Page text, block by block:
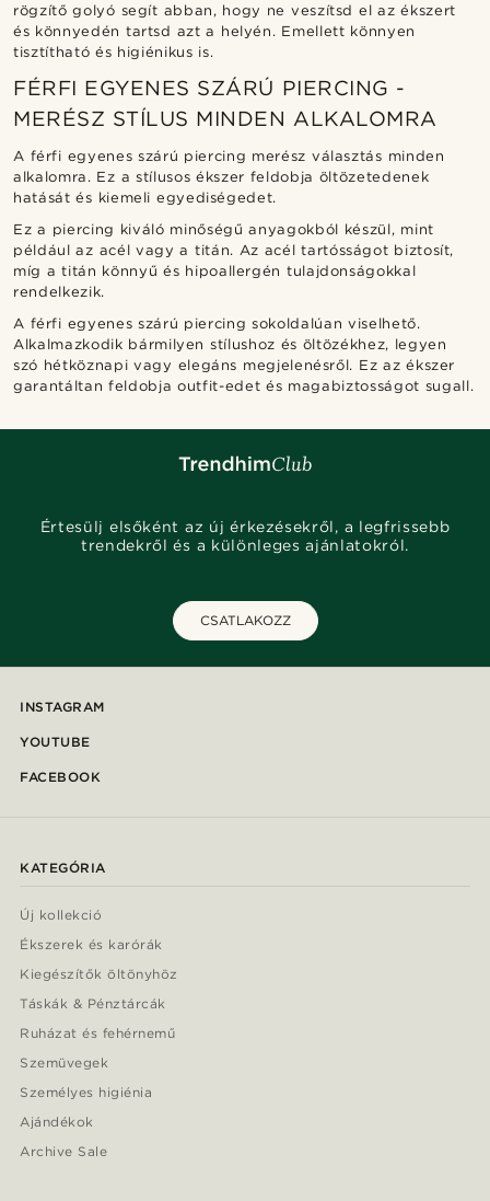
rögzítő golyó segít abban, hogy ne veszítsd el az ékszert
és könnyedén tartsd azt a helyén. Emellett könnyen
tisztítható és higiénikus is.
FÉRFI EGYENES SZÁRÚ PIERCING -
MERÉSZ STÍLUS MINDEN ALKALOMRA
A férfi egyenes szárú piercing merész választás minden
alkalomra. Ez a stílusos ékszer feldobja öltözetedenek
hatását és kiemeli egyediségedet.
Ez a piercing kiváló minőségű anyagokból készül, mint
például az acél vagy a titán. Az acél tartósságot biztosít,
míg a titán könnyű és hipoallergén tulajdonságokkal
rendelkezik.
A férfi egyenes szárú piercing sokoldalúan viselhető.
Alkalmazkodik bármilyen stílushoz és öltözékhez, legyen
szó hétköznapi vagy elegáns megjelenésről. Ez az ékszer
garantáltan feldobja outfit-edet és magabiztosságot sugall.
Értesülj elsőként az új érkezésekről, a legfrissebb
trendekről és a különleges ajánlatokról.
CSATLAKOZZ
INSTAGRAM
YOUTUBE
FACEBOOK
KATEGÓRIA
Új kollekció
Ékszerek és karórák
Kiegészítők öltönyhöz
Táskák & Pénztárcák
Ruházat és fehérnemű
Szemüvegek
Személyes higiénia
Ajándékok
Archive Sale